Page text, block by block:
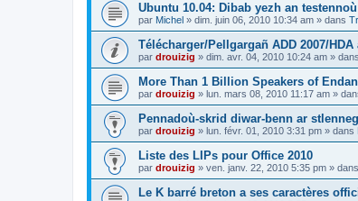
Ubuntu 10.04: Dibab yezh an
par Michel » dim. juin 06, 2010 10:34 am » dans
Télécharger/Pellgargañ ADD 2007/HDA
par drouizig » dim. avr. 04, 2010 10:24 am » dans
More Than 1 Billion Speakers of
par drouizig » lun. mars 08, 2010 11:17 am »
Pennadoù-skrid diwar-benn ar stlenneg
par drouizig » lun. févr. 01, 2010 3:31 pm » dans
Liste des LIPs pour Office 2010
par drouizig » ven. janv. 22, 2010 5:35 pm » dans
Le K barré breton a ses caractères